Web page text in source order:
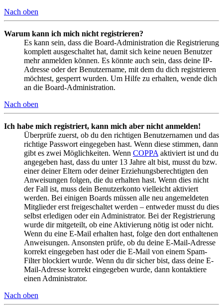
Nach oben
Warum kann ich mich nicht registrieren?
Es kann sein, dass die Board-Administration die Registrierung
komplett ausgeschaltet hat, damit sich keine neuen Benutzer
mehr anmelden können. Es könnte auch sein, dass deine IP-
Adresse oder der Benutzername, mit dem du dich registrieren
möchtest, gesperrt wurden. Um Hilfe zu erhalten, wende dich
an die Board-Administration.
Nach oben
Ich habe mich registriert, kann mich aber nicht anmelden!
Überprüfe zuerst, ob du den richtigen Benutzernamen und das
richtige Passwort eingegeben hast. Wenn diese stimmen, dann
gibt es zwei Möglichkeiten. Wenn COPPA aktiviert ist und du
angegeben hast, dass du unter 13 Jahre alt bist, musst du bzw.
einer deiner Eltern oder deiner Erziehungsberechtigten den
Anweisungen folgen, die du erhalten hast. Wenn dies nicht
der Fall ist, muss dein Benutzerkonto vielleicht aktiviert
werden. Bei einigen Boards müssen alle neu angemeldeten
Mitglieder erst freigeschaltet werden – entweder musst du dies
selbst erledigen oder ein Administrator. Bei der Registrierung
wurde dir mitgeteilt, ob eine Aktivierung nötig ist oder nicht.
Wenn du eine E-Mail erhalten hast, folge den dort enthaltenen
Anweisungen. Ansonsten prüfe, ob du deine E-Mail-Adresse
korrekt eingegeben hast oder die E-Mail von einem Spam-
Filter blockiert wurde. Wenn du dir sicher bist, dass deine E-
Mail-Adresse korrekt eingegeben wurde, dann kontaktiere
einen Administrator.
Nach oben